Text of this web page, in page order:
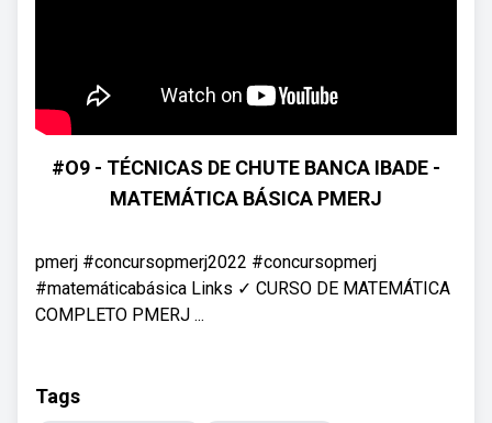
#O9 - TÉCNICAS DE CHUTE BANCA IBADE -
MATEMÁTICA BÁSICA PMERJ
pmerj #concursopmerj2022 #concursopmerj
#matemáticabásica Links ✓ CURSO DE MATEMÁTICA
COMPLETO PMERJ ...
Tags